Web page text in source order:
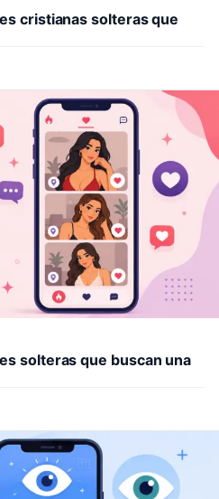
cristianas solteras que
solteras que buscan una